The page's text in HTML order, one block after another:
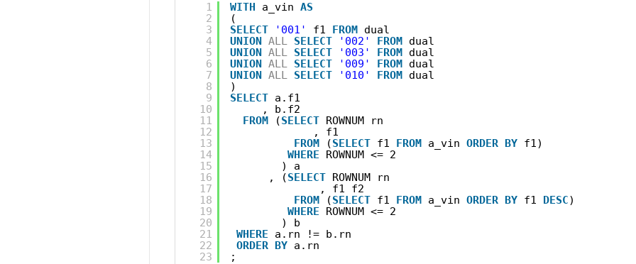
1
2
3
4
5
6
7
8
9
10
11
12
13
14
15
16
17
18
19
20
21
22
23
WITH a_vin AS
(
SELECT
'001' f1 FROM dual
UNION ALL SELECT '002' FROM dual
UNION ALL SELECT '003' FROM dual
UNION ALL SELECT '009' FROM dual
UNION ALL SELECT '010' FROM dual
)
SELECT a.f1
, b.f2
FROM
(SELECT ROWNUM rn
, f1
FROM
(SELECT f1 FROM a_vin ORDER BY f1)
WHERE
ROWNUM <= 2
) a
, (SELECT ROWNUM rn
, f1 f2
FROM
(SELECT f1 FROM a_vin ORDER BY f1 DESC)
WHERE
ROWNUM <= 2
) b
WHERE
a.rn != b.rn
ORDER BY a.rn
;